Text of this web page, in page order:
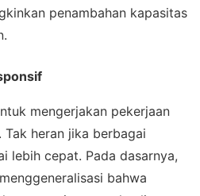
penambahan kapasitas
mengerjakan pekerjaan
heran jika berbagai
lebih cepat. Pada dasarnya,
bahwa